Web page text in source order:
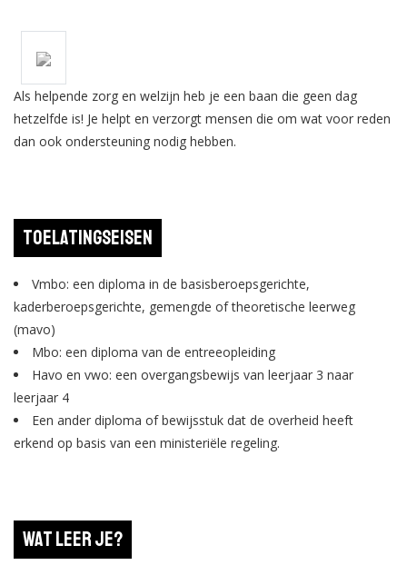
Als helpende zorg en welzijn heb je een baan die geen dag
hetzelfde is! Je helpt en verzorgt mensen die om wat voor reden
dan ook ondersteuning nodig hebben.
Toelatingseisen
Vmbo: een diploma in de basisberoepsgerichte,
kaderberoepsgerichte, gemengde of theoretische leerweg
(mavo)
Mbo: een diploma van de entreeopleiding
Havo en vwo: een overgangsbewijs van leerjaar 3 naar
leerjaar 4
Een ander diploma of bewijsstuk dat de overheid heeft
erkend op basis van een ministeriële regeling.
Wat leer je?